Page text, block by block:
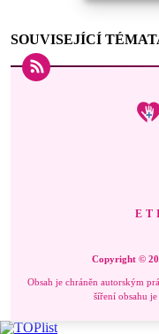
SOUVISEJÍCÍ
Copyright ©
Obsah je chráněn autorským
šíření obsahu je